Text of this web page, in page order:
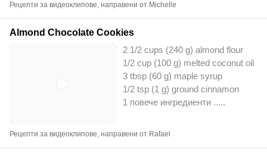
Рецепти за видеоклипове, направени от Michelle
Almond Chocolate Cookies
2 1/2 cups (240 g) almond flour
1/2 cup (100 g) melted coconut oil
3 tbsp (60 g) maple syrup
1/2 tsp (1 g) ground cinnamon
1 повече ингредиенти .....
Рецепти за видеоклипове, направени от Rafael